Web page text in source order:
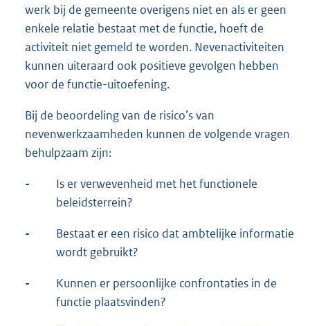
werk bij de gemeente overigens niet en als er geen
enkele relatie bestaat met de functie, hoeft de
activiteit niet gemeld te worden. Nevenactiviteiten
kunnen uiteraard ook positieve gevolgen hebben
voor de functie-uitoefening.
Bij de beoordeling van de risico’s van
nevenwerkzaamheden kunnen de volgende vragen
behulpzaam zijn:
-
Is er verwevenheid met het functionele
beleidsterrein?
-
Bestaat er een risico dat ambtelijke informatie
wordt gebruikt?
-
Kunnen er persoonlijke confrontaties in de
functie plaatsvinden?